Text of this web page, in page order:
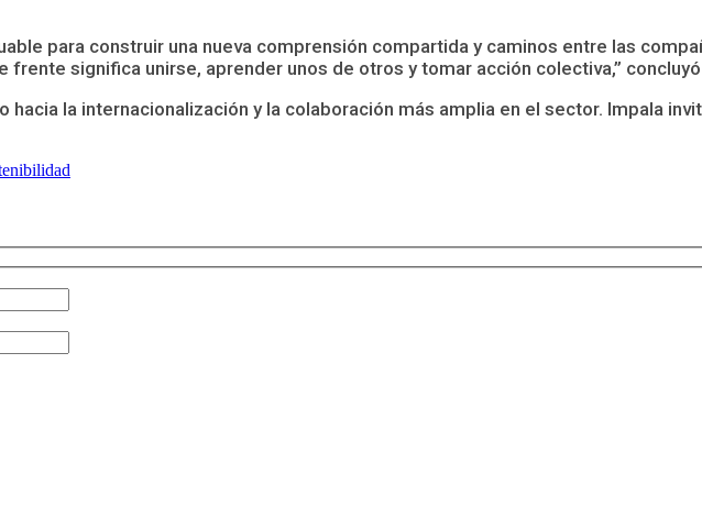
para construir una nueva comprensión compartida y caminos entre las
significa unirse, aprender unos de otros y tomar acción colectiva,”
la internacionalización y la colaboración más amplia en el sector. Impala